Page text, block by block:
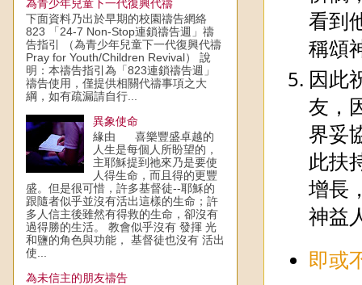
看到
稱頌
因此
友，
界妥
此扶
增長
神益
即或
為青少年兒童下一代復興代禱
下面資料乃出於早期的校園禱告網絡
823 「24-7 Non-Stop連鎖禱告週」禱
告指引 （為青少年兒童下一代復興代禱
Pray for Youth/Children Revival） 說
明：本禱告指引為「823連鎖禱告週」
禱告使用，僅提供相關代禱事項之大
綱，如有疏漏請自行...
異象使命
緣由 喜樂豐盛卓越的
人生是每個人所盼望的，
主耶穌提到祂來乃是要使
人得生命，而且得的更豐
盛。但是很可惜，許多基督徒--耶穌的
跟隨者似乎並沒有活出這樣的生命；許
多人信主後雖然有得救的生命，卻沒有
過得勝的生活。 教會似乎沒有 發揮 光
和鹽的角色與功能， 基督徒也沒有 活出
使...
為未信主的朋友禱告